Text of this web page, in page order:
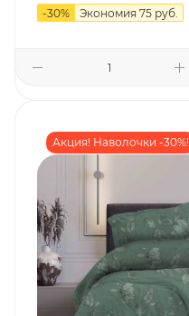
-30% Экономия 75 руб.
Акция! Наволочки -30%!